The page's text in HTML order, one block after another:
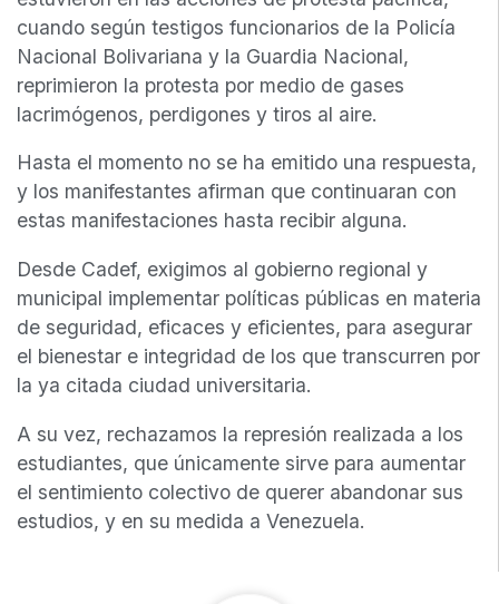
cuando según testigos funcionarios de la Policía
Nacional Bolivariana y la Guardia Nacional,
reprimieron la protesta por medio de gases
lacrimógenos, perdigones y tiros al aire.
Hasta el momento no se ha emitido una respuesta,
y los manifestantes afirman que continuaran con
estas manifestaciones hasta recibir alguna.
Desde Cadef, exigimos al gobierno regional y
municipal implementar políticas públicas en materia
de seguridad, eficaces y eficientes, para asegurar
el bienestar e integridad de los que transcurren por
la ya citada ciudad universitaria.
A su vez, rechazamos la represión realizada a los
estudiantes, que únicamente sirve para aumentar
el sentimiento colectivo de querer abandonar sus
estudios, y en su medida a Venezuela.